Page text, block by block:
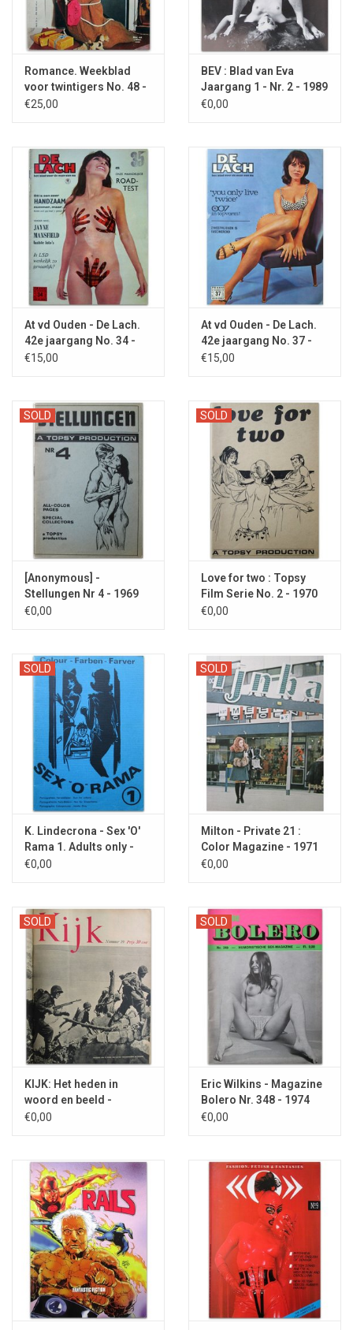
Romance. Weekblad
voor twintigers No. 48 -
1962
€25,00
BEV : Blad van Eva
Jaargang 1 - Nr. 2 - 1989
€0,00
At vd Ouden - De Lach.
42e jaargang No. 34 -
1967
€15,00
At vd Ouden - De Lach.
42e jaargang No. 37 -
1967
€15,00
SOLD
[Anonymous] -
Stellungen Nr 4 - 1969
€0,00
SOLD
Love for two : Topsy
Film Serie No. 2 - 1970
€0,00
SOLD
K. Lindecrona - Sex 'O'
Rama 1. Adults only -
1970
€0,00
SOLD
Milton - Private 21 :
Color Magazine - 1971
€0,00
SOLD
KIJK: Het heden in
woord en beeld -
1945/1946
€0,00
SOLD
Eric Wilkins - Magazine
Bolero Nr. 348 - 1974
€0,00